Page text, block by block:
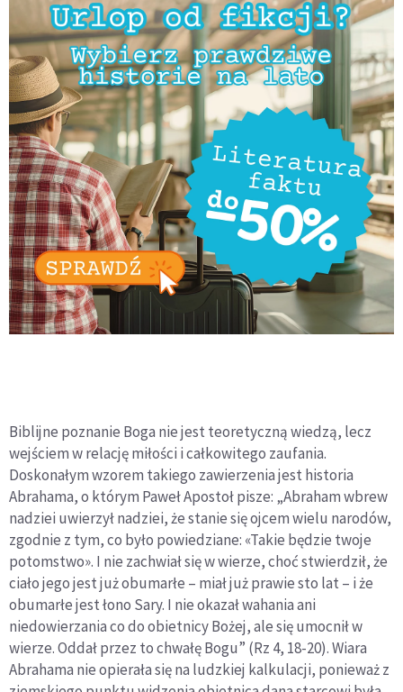
Biblijne poznanie Boga nie jest teoretyczną wiedzą, lecz
wejściem w relację miłości i całkowitego zaufania.
Doskonałym wzorem takiego zawierzenia jest historia
Abrahama, o którym Paweł Apostoł pisze: „Abraham wbrew
nadziei uwierzył nadziei, że stanie się ojcem wielu narodów,
zgodnie z tym, co było powiedziane: «Takie będzie twoje
potomstwo». I nie zachwiał się w wierze, choć stwierdził, że
ciało jego jest już obumarłe – miał już prawie sto lat – i że
obumarłe jest łono Sary. I nie okazał wahania ani
niedowierzania co do obietnicy Bożej, ale się umocnił w
wierze. Oddał przez to chwałę Bogu” (Rz 4, 18-20). Wiara
Abrahama nie opierała się na ludzkiej kalkulacji, ponieważ z